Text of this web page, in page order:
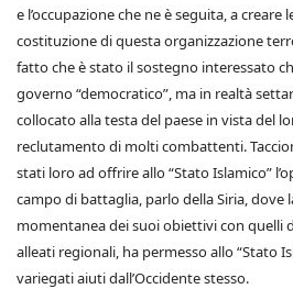
e l’occupazione che ne è seguita, a creare
costituzione di questa organizzazione
fatto che è stato il sostegno interessato
governo “democratico”, ma in realtà
collocato alla testa del paese in vista del
reclutamento di molti combattenti.
stati loro ad offrire allo “Stato Islamico”
campo di battaglia, parlo della Siria, dove
momentanea dei suoi obiettivi con quelli
alleati regionali, ha permesso allo “Stato
variegati aiuti dall’Occidente stesso.